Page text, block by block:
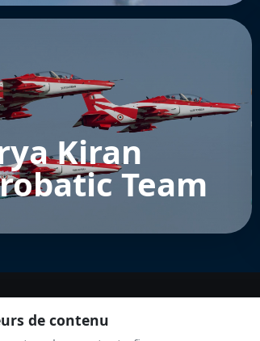
de contenu
Kiran
Team